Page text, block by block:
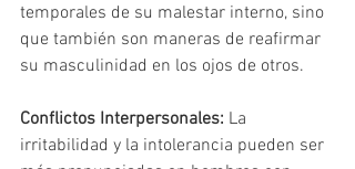
temporales de su malestar interno, sino
que también son maneras de reafirmar
su masculinidad en los ojos de otros.
Conflictos Interpersonales: La
irritabilidad y la intolerancia pueden ser